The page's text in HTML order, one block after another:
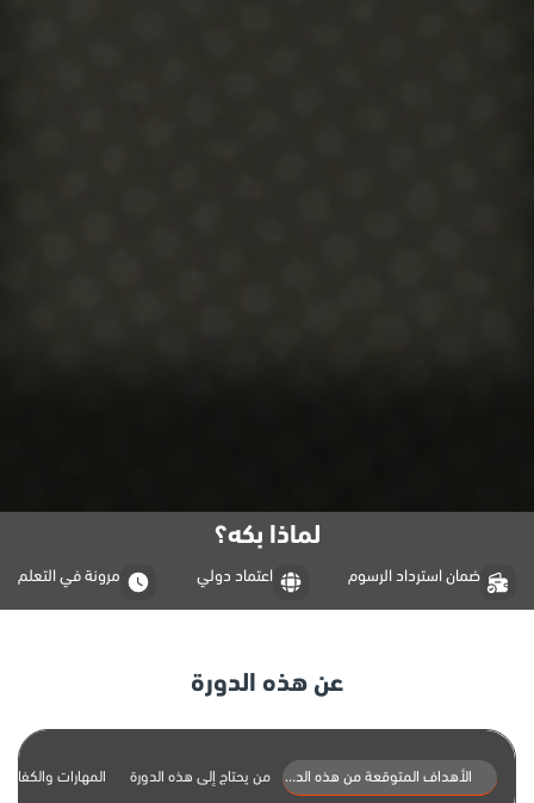
لماذا بكه؟
ضمان استرداد الرسوم اعتماد دولي مرونة في التعلم
عن هذه الدورة
الأهداف المتوقعة من هذه الدورة من يحتاج إلى هذه الدورة المهارات